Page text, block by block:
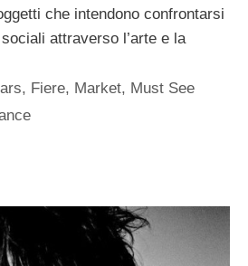
che intendono confrontarsi
attraverso l’arte e la
, Fiere, Market, Must See